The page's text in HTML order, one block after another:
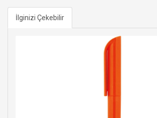
İlginizi Çekebilir